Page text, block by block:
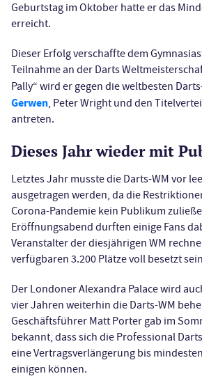
Geburtstag im Oktober hatte er das
erreicht.
Dieser Erfolg verschaffte dem
Teilnahme an der Darts
Pally“ wird er gegen die weltbesten
Gerwen, Peter Wright und den
antreten.
Dieses Jahr wieder mit
Letztes Jahr musste die Darts-WM vor
ausgetragen werden, da die
Corona-Pandemie kein Publikum
Eröffnungsabend durften einige Fans
Veranstalter der diesjährigen WM
verfügbaren 3.200 Plätze voll besetzt
Der Londoner Alexandra Palace wird
vier Jahren weiterhin die Darts-WM
Geschäftsführer Matt Porter gab im
bekannt, dass sich die Professional
eine Vertragsverlängerung bis
einigen können.